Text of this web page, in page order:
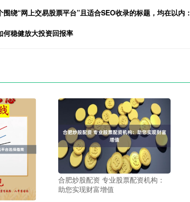
绕“网上交易股票平台”且适合SEO收录的标题，均在以内：
何稳健放大投资回报率
合肥炒股配资 专业股票配资机构：
助您实现财富增值